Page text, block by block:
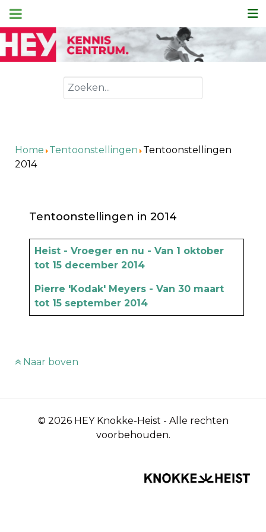
Zoeken
Home Tentoonstellingen Tentoonstellingen
2014
Tentoonstellingen in 2014
Artikels
Titel
Heist - Vroeger en nu - Van 1 oktober
tot 15 december 2014
Pierre 'Kodak' Meyers - Van 30 maart
tot 15 september 2014
Naar boven
© 2026 HEY Knokke-Heist - Alle rechten
voorbehouden.